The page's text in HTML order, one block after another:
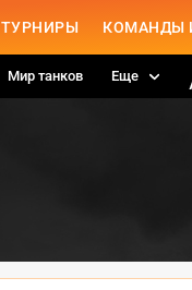
ТУРНИРЫ КОМАНДЫ
Мир танков Еще